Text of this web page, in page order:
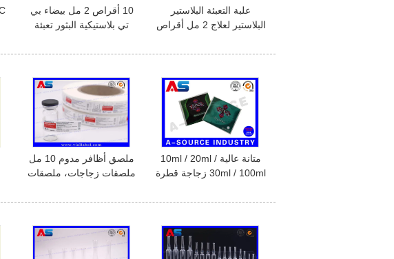
10 أقراص 2 مل بيضاء بي
تي بلاستيكية البثور تعبئة
البثور
علبة التعبئة البلاستير
البلاستير لعلاج 2 مل أقراص
الصيدلانية
ملصق أظافر مدوم 10 مل
ملصقات زجاجات، ملصقات
التجميل
متانة عالية 10ml / 20ml /
30ml / 100ml زجاجة قطرة
عازلة للماء